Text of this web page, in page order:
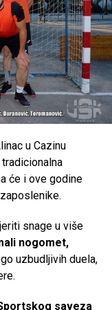
Share
u Cazinu
tradicionalna
će i ove godine
snage u više
nogomet,
uzbudljivih duela,
saveza